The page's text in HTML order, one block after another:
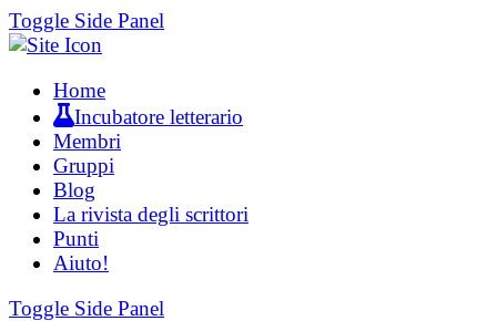
Toggle Side Panel
Home
Incubatore letterario
Membri
Gruppi
Blog
La rivista degli scrittori
Punti
Aiuto!
Toggle Side Panel